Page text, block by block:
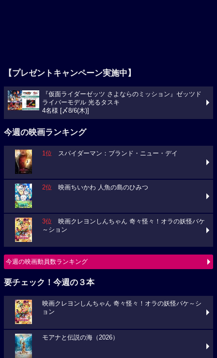
【プレゼントキャンペーン実施中】
『仮面ライダーゼッツ さよならのミッション』ゼッツド
ライバーモデル 光るタスキ
4名様 [〆8/6(木)]
今週の映画ランキング
1位 スパイダーマン：ブランド・ニュー・デイ
2位 映画ちいかわ 人魚の島のひみつ
3位 映画クレヨンしんちゃん 奇々怪々！オラの妖怪バケ
～ション
今週の映画動員数ランキング
要チェック！今週の３本
映画クレヨンしんちゃん 奇々怪々！オラの妖怪バケ～シ
ョン
モアナと伝説の海（2026）